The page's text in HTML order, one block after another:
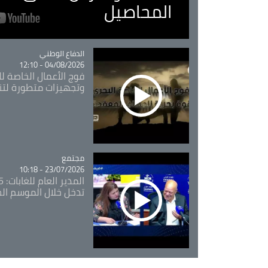
المحاصيل
Catégorie
الدفاع الوطني
04/08/2026 - 12:10
فوج الأعمال الخاصة
وتجهيزات متطورة
Catégorie
مجتمع
23/07/2026 - 10:18
تدخل خلال الموسم